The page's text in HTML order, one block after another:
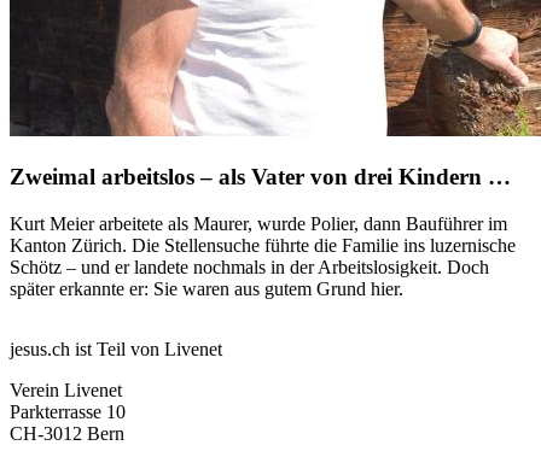
Zweimal arbeitslos – als Vater von drei Kindern …
Kurt Meier arbeitete als Maurer, wurde Polier, dann Bauführer im
Kanton Zürich. Die Stellensuche führte die Familie ins luzernische
Schötz – und er landete nochmals in der Arbeitslosigkeit. Doch
später erkannte er: Sie waren aus gutem Grund hier.
jesus.ch ist Teil von Livenet
Verein Livenet
Parkterrasse 10
CH-3012 Bern